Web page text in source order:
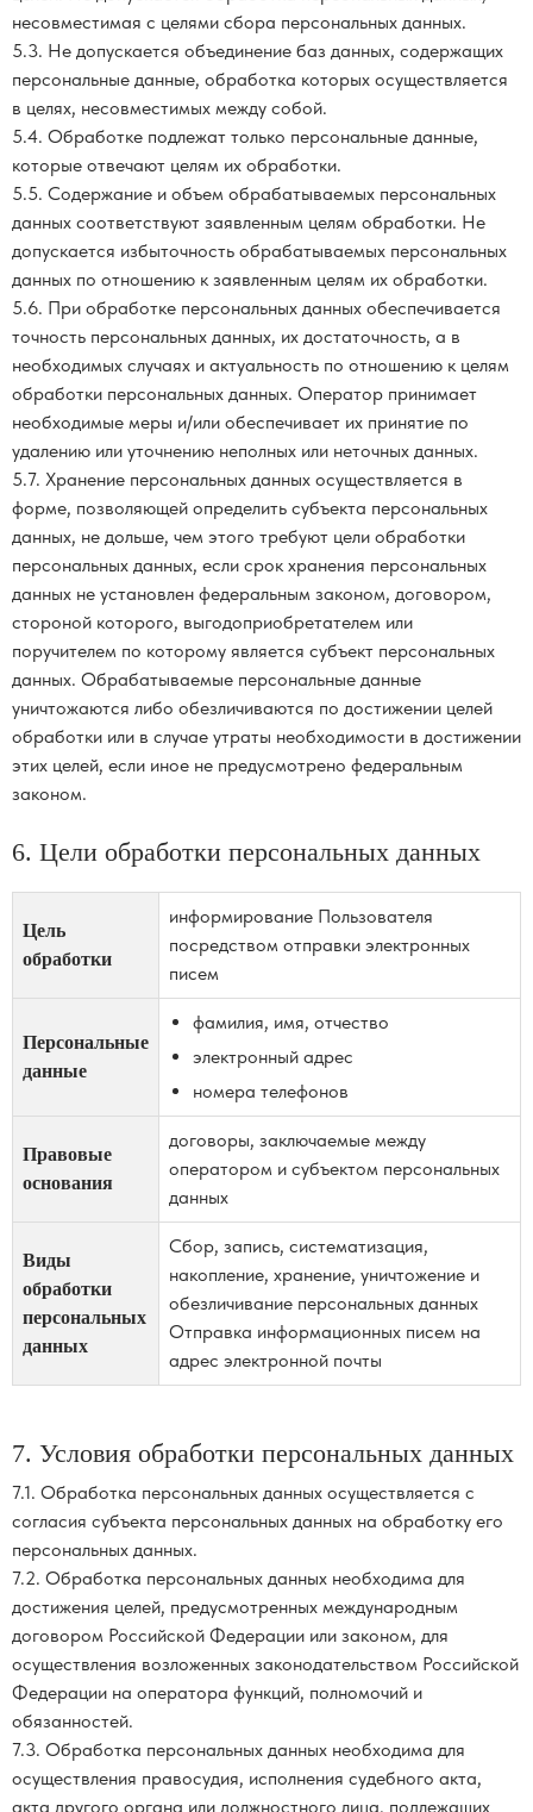
несовместимая с целями сбора персональных данных.
5.3. Не допускается объединение баз данных, содержащих
персональные данные, обработка которых осуществляется
в целях, несовместимых между собой.
5.4. Обработке подлежат только персональные данные,
которые отвечают целям их обработки.
5.5. Содержание и объем обрабатываемых персональных
данных соответствуют заявленным целям обработки. Не
допускается избыточность обрабатываемых персональных
данных по отношению к заявленным целям их обработки.
5.6. При обработке персональных данных обеспечивается
точность персональных данных, их достаточность, а в
необходимых случаях и актуальность по отношению к целям
обработки персональных данных. Оператор принимает
необходимые меры и/или обеспечивает их принятие по
удалению или уточнению неполных или неточных данных.
5.7. Хранение персональных данных осуществляется в
форме, позволяющей определить субъекта персональных
данных, не дольше, чем этого требуют цели обработки
персональных данных, если срок хранения персональных
данных не установлен федеральным законом, договором,
стороной которого, выгодоприобретателем или
поручителем по которому является субъект персональных
данных. Обрабатываемые персональные данные
уничтожаются либо обезличиваются по достижении целей
обработки или в случае утраты необходимости в достижении
этих целей, если иное не предусмотрено федеральным
законом.
6. Цели обработки персональных данных
Цель
обработки
информирование Пользователя
посредством отправки электронных
писем
Персональные
данные
фамилия, имя, отчество
электронный адрес
номера телефонов
Правовые
основания
договоры, заключаемые между
оператором и субъектом персональных
данных
Виды
обработки
персональных
данных
Сбор, запись, систематизация,
накопление, хранение, уничтожение и
обезличивание персональных данных
Отправка информационных писем на
адрес электронной почты
7. Условия обработки персональных данных
7.1. Обработка персональных данных осуществляется с
согласия субъекта персональных данных на обработку его
персональных данных.
7.2. Обработка персональных данных необходима для
достижения целей, предусмотренных международным
договором Российской Федерации или законом, для
осуществления возложенных законодательством Российской
Федерации на оператора функций, полномочий и
обязанностей.
7.3. Обработка персональных данных необходима для
осуществления правосудия, исполнения судебного акта,
акта другого органа или должностного лица, подлежащих